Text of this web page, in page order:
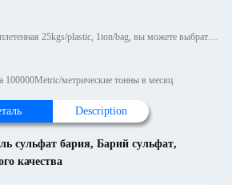
Упаковывая детали: сумка сплетенная 25kgs/plastic, 1ton/bag, вы можете выбрать с паллетом или деревянными паллетами, 1~
100000Metric/метрические тонны в месяц
Description
сульфат бария, Барий сульфат,
качества